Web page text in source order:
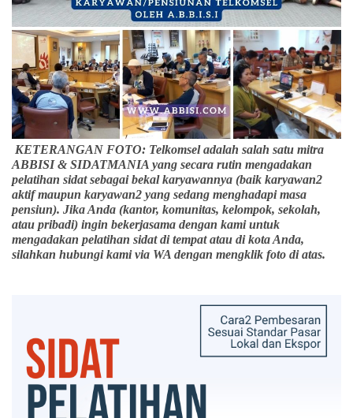
KETERANGAN FOTO: Telkomsel adalah salah satu mitra
ABBISI & SIDATMANIA yang secara rutin mengadakan
pelatihan sidat sebagai bekal karyawannya (baik karyawan2
aktif maupun karyawan2 yang sedang menghadapi masa
pensiun). Jika Anda (kantor, komunitas, kelompok, sekolah,
atau pribadi) ingin bekerjasama dengan kami untuk
mengadakan pelatihan sidat di tempat atau di kota Anda,
silahkan hubungi kami via WA dengan mengklik foto di atas.